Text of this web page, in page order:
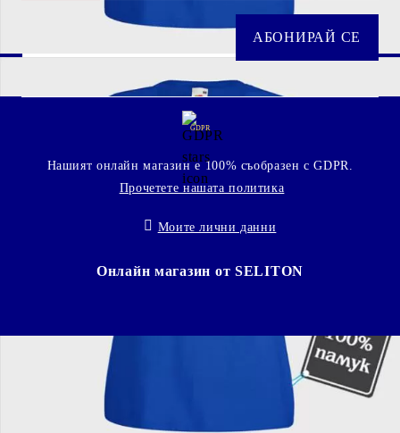
GDPR
Нашият онлайн магазин е 100% съобразен с GDPR.
Прочетете нашата политика
Моите лични данни
Онлайн магазин от SELITON